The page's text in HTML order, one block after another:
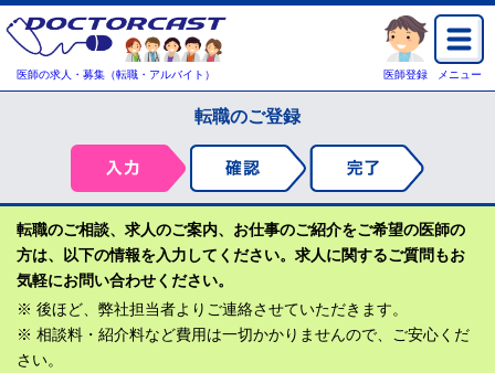
医師の求人・募集（転職・アルバイト） 医師登録 メニュー
転職のご登録
転職のご相談、求人のご案内、お仕事のご紹介をご希望の医師の
方は、以下の情報を入力してください。求人に関するご質問もお
気軽にお問い合わせください。
※ 後ほど、弊社担当者よりご連絡させていただきます。
※ 相談料・紹介料など費用は一切かかりませんので、ご安心くだ
さい。